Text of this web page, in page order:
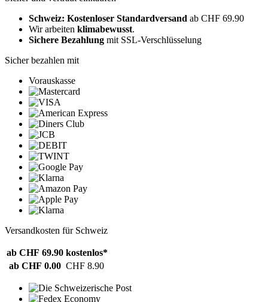
Schweiz: Kostenloser Standardversand ab CHF 69.90
Wir arbeiten klimabewusst.
Sichere Bezahlung mit SSL-Verschlüsselung
Sicher bezahlen mit
Vorauskasse
Versandkosten für Schweiz
ab CHF 69.90 kostenlos*
ab CHF 0.00 CHF 8.90